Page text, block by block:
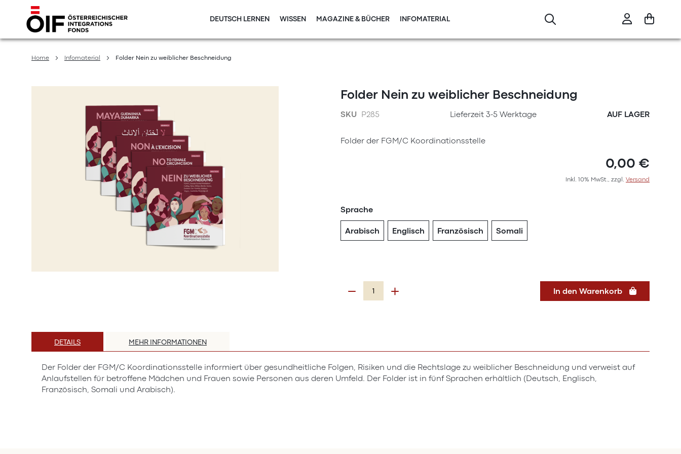
Direkt
zum
DEUTSCH LERNEN WISSEN MAGAZINE & BÜCHER INFOMATERIAL
Home Infomaterial Folder Nein zu weiblicher Beschneidung
Folder Nein zu weiblicher Beschneidung
AUF LAGER
Lieferzeit 3-5 Werktage
SKU P285
Folder der FGM/C Koordinationsstelle
0,00 €
Inkl. 10% MwSt., zzgl. Versand
Sprache
Arabisch Englisch Französisch Somali
In den Warenkorb
DETAILS
Der Folder der FGM/C Koordinationsstelle informiert über gesundheitliche Folgen, Risiken und die Rechtslage zu weiblicher Beschneidung und verweist auf
Anlaufstellen für betroffene Mädchen und Frauen sowie Personen aus deren Umfeld. Der Folder ist in fünf Sprachen erhältlich (Deutsch, Englisch,
Französisch, Somali und Arabisch).
MEHR INFORMATIONEN